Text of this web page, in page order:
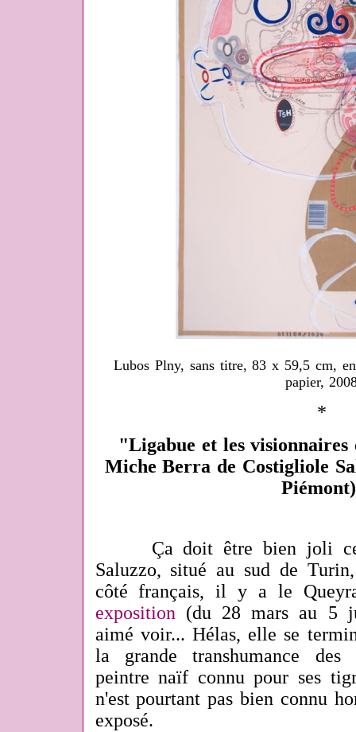
Lubos Plny, sans titre, 83 x 59,5 cm,
papier,
*
"Ligabue et les
Miche Berra de Costigliole
Piémont)
Ça doit être bien joli
Saluzzo, situé au sud de
côté français, il y a le
exposition (du 28 mars au 5
aimé voir... Hélas, elle se
la grande transhumance des
peintre naïf connu pour ses
n'est pourtant pas bien connu
exposé.